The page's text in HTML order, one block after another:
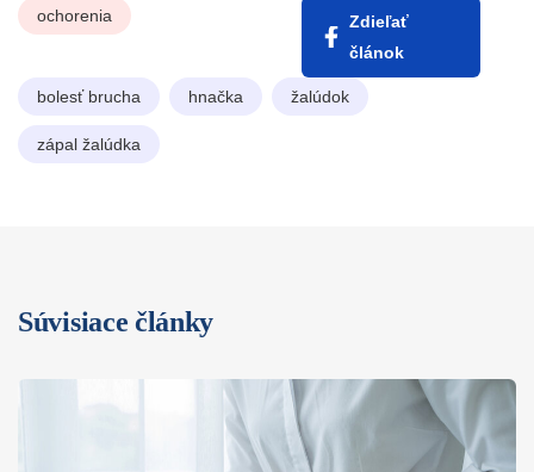
ochorenia
Zdieľať
článok
bolesť brucha hnačka žalúdok
zápal žalúdka
Súvisiace články